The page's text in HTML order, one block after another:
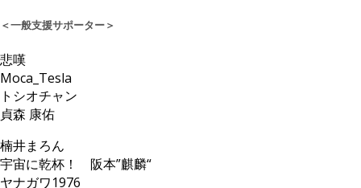
＜一般支援サポーター＞
悲嘆
Moca_Tesla
トシオチャン
貞森 康佑
楠井まろん
宇宙に乾杯！ 阪本”麒麟“
ヤナガワ1976